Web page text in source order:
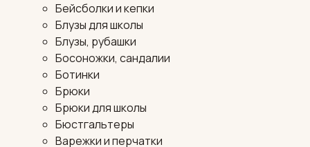
Бейсболки и кепки
Блузы для школы
Блузы, рубашки
Босоножки, сандалии
Ботинки
Брюки
Брюки для школы
Бюстгальтеры
Варежки и перчатки